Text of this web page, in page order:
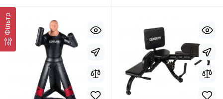
Фільтр